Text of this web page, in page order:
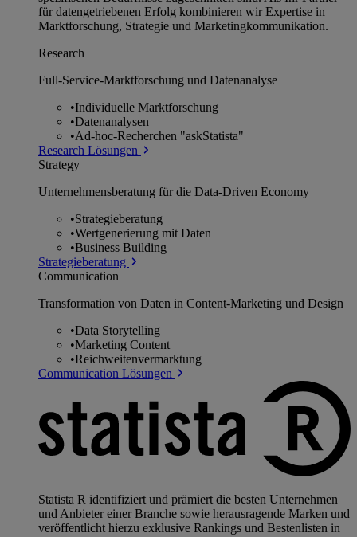
für datengetriebenen Erfolg kombinieren wir Expertise in
Marktforschung, Strategie und Marketingkommunikation.
Research
Full-Service-Marktforschung und Datenanalyse
•Individuelle Marktforschung
•Datenanalysen
•Ad-hoc-Recherchen "askStatista"
Research Lösungen
Strategy
Unternehmens­beratung für die Data-Driven Economy
•Strategieberatung
•Wertgenerierung mit Daten
•Business Building
Strategieberatung
Communication
Transformation von Daten in Content-Marketing und Design
•Data Storytelling
•Marketing Content
•Reichweitenvermarktung
Communication Lösungen
Statista R identifiziert und prämiert die besten Unternehmen
und Anbieter einer Branche sowie herausragende Marken und
veröffentlicht hierzu exklusive Rankings und Bestenlisten in